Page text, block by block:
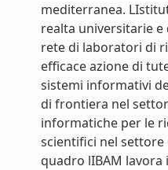
mediterranea.
realta universitarie
rete di laboratori di
efficace azione di
sistemi informativi
di frontiera nel
informatiche per le
scientifici nel
quadro lIBAM